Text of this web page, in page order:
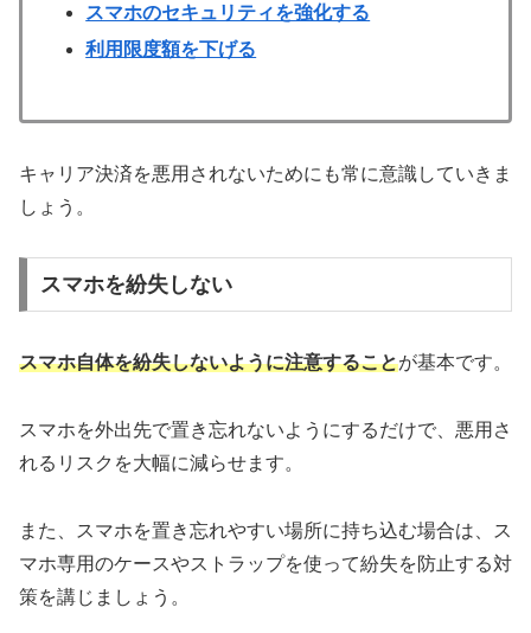
スマホのセキュリティを強化する
利用限度額を下げる
キャリア決済を悪用されないためにも常に意識していきま
しょう。
スマホを紛失しない
スマホ自体を紛失しないように注意することが基本です。
スマホを外出先で置き忘れないようにするだけで、悪用さ
れるリスクを大幅に減らせます。
また、スマホを置き忘れやすい場所に持ち込む場合は、ス
マホ専用のケースやストラップを使って紛失を防止する対
策を講じましょう。